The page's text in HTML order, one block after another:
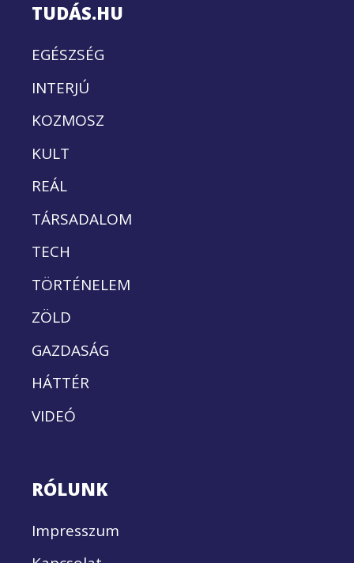
TUDÁS.HU
EGÉSZSÉG
INTERJÚ
KOZMOSZ
KULT
REÁL
TÁRSADALOM
TECH
TÖRTÉNELEM
ZÖLD
GAZDASÁG
HÁTTÉR
VIDEÓ
RÓLUNK
Impresszum